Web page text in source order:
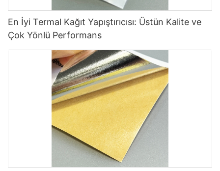
En İyi Termal Kağıt Yapıştırıcısı: Üstün Kalite ve
Çok Yönlü Performans